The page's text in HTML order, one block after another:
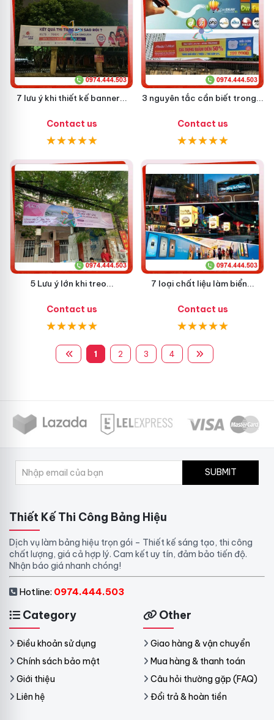
7 lưu ý khi thiết kế banner...
Contact us
3 nguyên tắc cần biết trong...
Contact us
5 Lưu ý lớn khi treo...
Contact us
7 loại chất liệu làm biển...
Contact us
1 2 3 4
SUBMIT
Thiết Kế Thi Công Bảng Hiệu
Dịch vụ làm bảng hiệu trọn gói – Thiết kế sáng tạo, thi công
chất lượng, giá cả hợp lý. Cam kết uy tín, đảm bảo tiến độ.
Nhận báo giá nhanh chóng!
Hotline: 0974.444.503
Category
Điều khoản sử dụng
Chính sách bảo mật
Giới thiệu
Liên hệ
Other
Giao hàng & vận chuyển
Mua hàng & thanh toán
Câu hỏi thường gặp (FAQ)
Đổi trả & hoàn tiền